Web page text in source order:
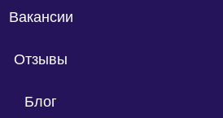
Вакансии
Отзывы
Блог